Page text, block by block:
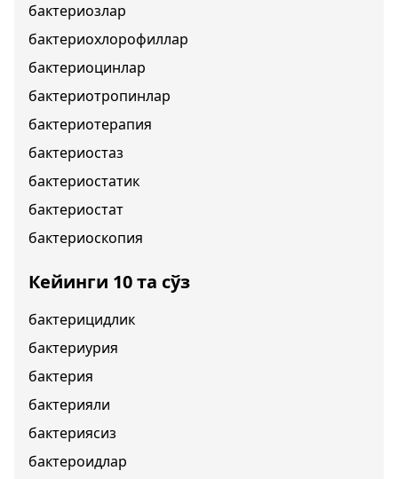
бактериозлар
бактериохлорофиллар
бактериоцинлар
бактериотропинлар
бактериотерапия
бактериостаз
бактериостатик
бактериостат
бактериоскопия
Кейинги 10 та сўз
бактерицидлик
бактериурия
бактерия
бактерияли
бактериясиз
бактероидлар